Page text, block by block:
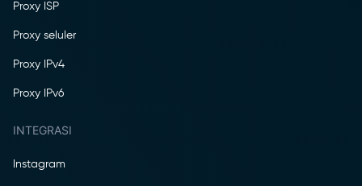
Proxy ISP
Proxy seluler
Proxy IPv4
Proxy IPv6
INTEGRASI
Instagram